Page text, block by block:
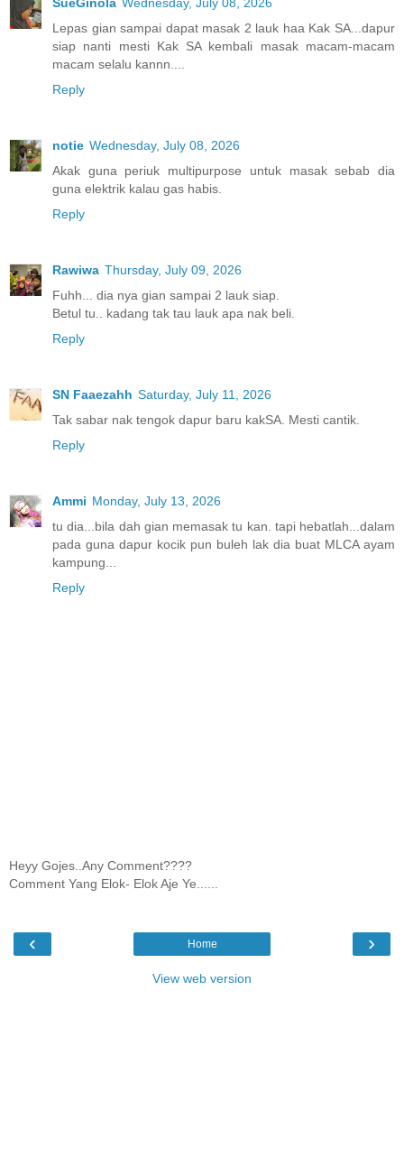
SueGinola Wednesday, July 08, 2026
Lepas gian sampai dapat masak 2 lauk haa Kak SA...dapur
siap nanti mesti Kak SA kembali masak macam-macam
macam selalu kannn....
Reply
notie Wednesday, July 08, 2026
Akak guna periuk multipurpose untuk masak sebab dia
guna elektrik kalau gas habis.
Reply
Rawiwa Thursday, July 09, 2026
Fuhh... dia nya gian sampai 2 lauk siap.
Betul tu.. kadang tak tau lauk apa nak beli.
Reply
SN Faaezahh Saturday, July 11, 2026
Tak sabar nak tengok dapur baru kakSA. Mesti cantik.
Reply
Ammi Monday, July 13, 2026
tu dia...bila dah gian memasak tu kan. tapi hebatlah...dalam
pada guna dapur kocik pun buleh lak dia buat MLCA ayam
kampung...
Reply
Heyy Gojes..Any Comment????
Comment Yang Elok- Elok Aje Ye......
‹ ›
Home
View web version